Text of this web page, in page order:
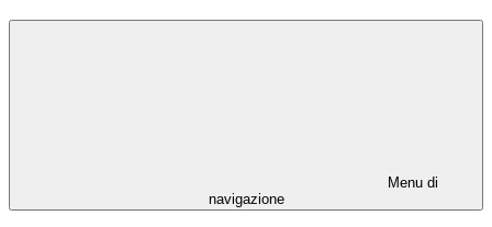
Menu di
navigazione